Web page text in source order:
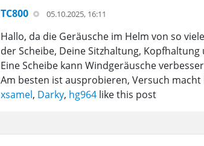
TC800 05.10.2025, 16:11
Hallo, da die Geräusche im Helm von so
der Scheibe, Deine Sitzhaltung,
Eine Scheibe kann Windgeräusche
Am besten ist ausprobieren, Versuch macht
xsamel, Darky, hg964like this post